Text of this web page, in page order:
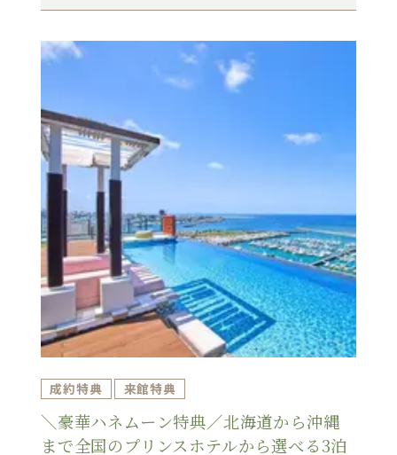
成約特典 来館特典
＼豪華ハネムーン特典／北海道から沖縄
まで全国のプリンスホテルから選べる3泊